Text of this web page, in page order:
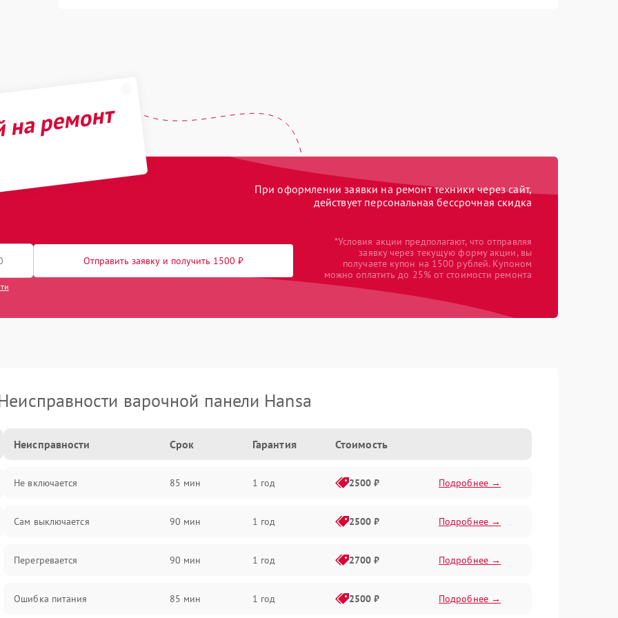
ремонт
При оформлении заявки на ремонт техники через сайт,
действует персональная бессрочная скидка
Отправить заявку и получить 1500 ₽
*Условия акции предполагают, что отправляя
заявку через текущую форму акции, вы
получаете купон на 1500 рублей. Купоном
можно оплатить до 25% от стоимости ремонта
варочной панели Hansa
Неисправности Срок Гарантия Стоимость
Не включается 85 мин 1 год 2500 ₽ Подробнее →
Сам выключается 90 мин 1 год 2500 ₽ Подробнее →
Перегревается 90 мин 1 год 2700 ₽ Подробнее →
Ошибка питания 85 мин 1 год 2500 ₽ Подробнее →